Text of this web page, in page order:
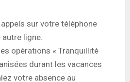
sur votre téléphone
ligne.
opérations « Tranquillité
durant les vacances
votre absence au